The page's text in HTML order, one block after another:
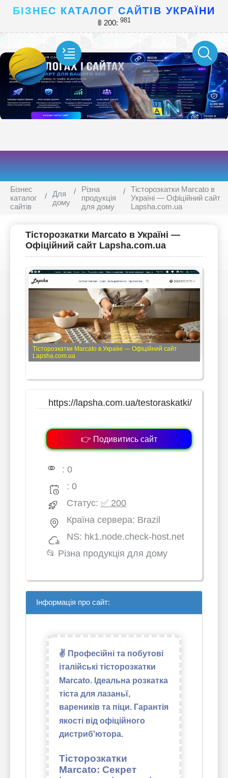
БІЗНЕС КАТАЛОГ САЙТІВ УКРАЇНИ
🚦 200: 981
Бізнес
каталог
сайтів
Для
дому
Різна
продукція
для дому
Тісторозкатки Marcato в
Україні — Офіційний сайт
Lapsha.com.ua
Тісторозкатки Marcato в Україні —
Офіційний сайт Lapsha.com.ua
Тісторозкатки Marcato в Україні — Офіційний сайт
Lapsha.com.ua
https://lapsha.com.ua/testoraskatki/
👉 Подивитись сайт
: 0
: 0
Статус: ✅ 200
Країна сервера: Brazil
NS: hk1.node.check-host.net
📂 Різна продукція для дому
Інформація про сайт:
✌ Професійні та побутові
італійські тісторозкатки
Marcato. Ідеальна розкатка
тіста для лазаньї,
вареників та піци. Гарантія
якості від офіційного
дистриб'ютора.
Тісторозкатки
Marcato: Секрет